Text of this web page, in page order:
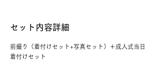
セット内容詳細
前撮り（着付けセット+写真セット）＋成人式当日
着付けセット